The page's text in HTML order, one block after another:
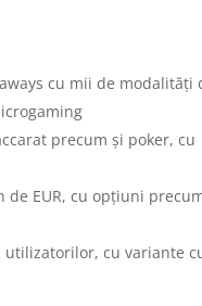
cu mii de modalități
precum și poker, cu
de EUR, cu opțiuni
cu variante